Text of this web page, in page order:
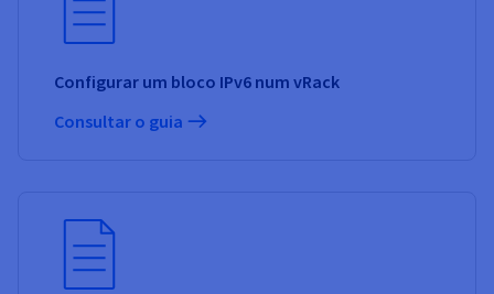
Configurar um bloco IPv6 num vRack
Consultar o guia